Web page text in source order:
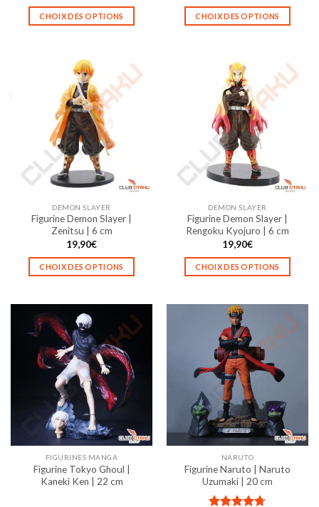
sur 5
CHOIX DES OPTIONS
a
plusieurs
variations.
Les
options
peuvent
être
choisies
sur
page
du
produit
CHOIX DES OPTIONS
a
plusieurs
variations.
Les
options
peuvent
être
choisies
sur
page
du
produit
DEMON SLAYER
Figurine Demon Slayer |
Zenitsu | 6 cm
19,90€
CHOIX DES OPTIONS
a
plusieurs
variations.
Les
options
peuvent
être
choisies
sur
la
page
du
DEMON SLAYER
Figurine Demon Slayer |
Rengoku Kyojuro | 6 cm
19,90€
CHOIX DES OPTIONS
a
plusieurs
variations.
Les
options
peuvent
être
choisies
sur
la
page
du
FIGURINES MANGA
Figurine Tokyo Ghoul |
Kaneki Ken | 22 cm
NARUTO
Figurine Naruto | Naruto
Uzumaki | 20 cm